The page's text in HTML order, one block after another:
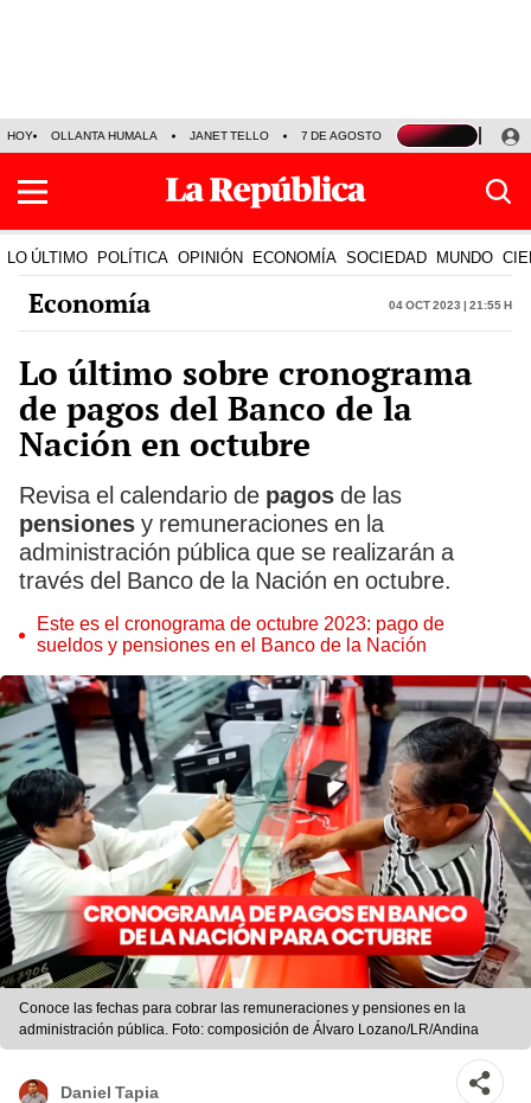
HOY OLLANTA HUMALA JANET TELLO 7 DE AGOSTO TINKA RESULTADOS
LO ÚLTIMO POLÍTICA OPINIÓN ECONOMÍA SOCIEDAD MUNDO
Economía 04 Oct 2023 | 21:55 h
Lo último sobre cronograma
de pagos del Banco de la
Nación en octubre
Revisa el calendario de pagos de las
pensiones y remuneraciones en la
administración pública que se realizarán a
través del Banco de la Nación en octubre.
Este es el cronograma de octubre 2023: pago de
sueldos y pensiones en el Banco de la Nación
Conoce las fechas para cobrar las remuneraciones y pensiones en la
administración pública. Foto: composición de Álvaro Lozano/LR/Andina
Daniel Tapia